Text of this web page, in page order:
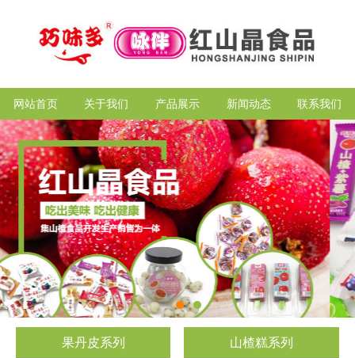
网站首页 关于我们 产品展示 新闻动态 联系我们
果丹皮系列 山楂糕系列